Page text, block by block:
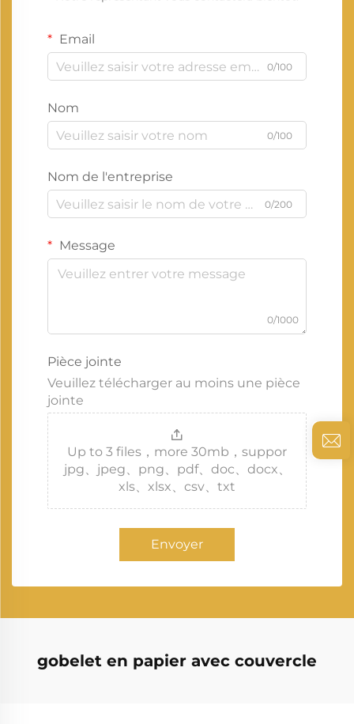
Email
0/100
Nom
0/100
Nom de l'entreprise
0/200
Message
0/1000
Pièce jointe
Veuillez télécharger au moins une pièce
jointe
Up to 3 files，more 30mb，suppor
jpg、jpeg、png、pdf、doc、docx、
xls、xlsx、csv、txt
Envoyer
gobelet en papier avec couvercle